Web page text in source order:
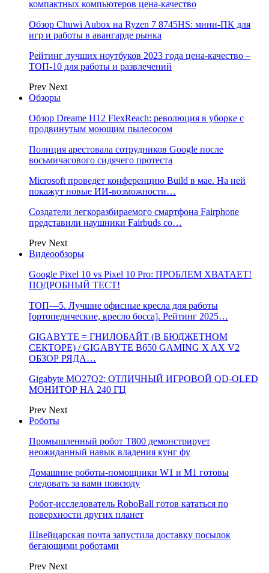
компактных компьютеров цена-качество
Обзор Chuwi Aubox на Ryzen 7 8745HS: мини-ПК для
игр и работы в авангарде рынка
Рейтинг лучших ноутбуков 2023 года цена-качество –
ТОП-10 для работы и развлечений
Prev Next
Обзоры
Обзор Dreame H12 FlexReach: революция в уборке с
продвинутым моющим пылесосом
Полиция арестовала сотрудников Google после
восьмичасового сидячего протеста
Microsoft проведет конференцию Build в мае. На ней
покажут новые ИИ-возможности…
Создатели легкоразбираемого смартфона Fairphone
представили наушники Fairbuds со…
Prev Next
Видеообзоры
Google Pixel 10 vs Pixel 10 Pro: ПРОБЛЕМ ХВАТАЕТ!
ПОДРОБНЫЙ ТЕСТ!
ТОП—5. Лучшие офисные кресла для работы
[ортопедические, кресло босса]. Рейтинг 2025…
GIGABYTE = ГНИЛОБАЙТ (В БЮДЖЕТНОМ
СЕКТОРЕ) / GIGABYTE B650 GAMING X AX V2
ОБЗОР РЯДА…
Gigabyte MO27Q2: ОТЛИЧНЫЙ ИГРОВОЙ QD-OLED
МОНИТОР НА 240 ГЦ
Prev Next
Роботы
Промышленный робот Т800 демонстрирует
неожиданный навык владения кунг фу
Домашние роботы-помощники W1 и M1 готовы
следовать за вами повсюду
Робот-исследователь RoboBall готов кататься по
поверхности других планет
Швейцарская почта запустила доставку посылок
бегающими роботами
Prev Next